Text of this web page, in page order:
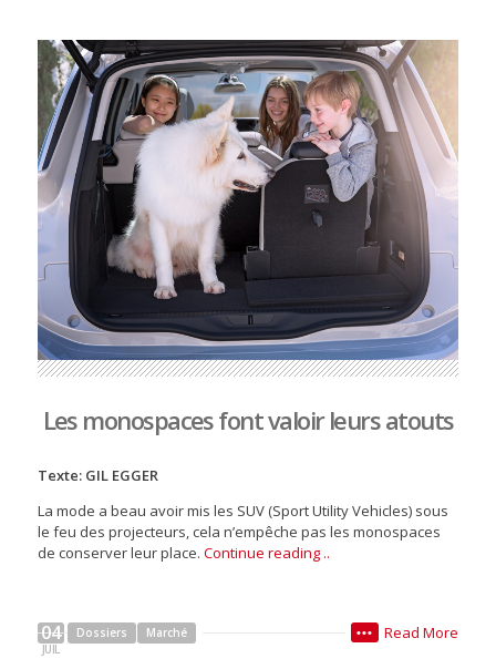
Les monospaces font valoir leurs atouts
Texte: GIL EGGER
La mode a beau avoir mis les SUV (Sport Utility Vehicles) sous
le feu des projecteurs, cela n’empêche pas les monospaces
de conserver leur place. Continue reading ..
04
JUIL
Dossiers Marché Read More
•••